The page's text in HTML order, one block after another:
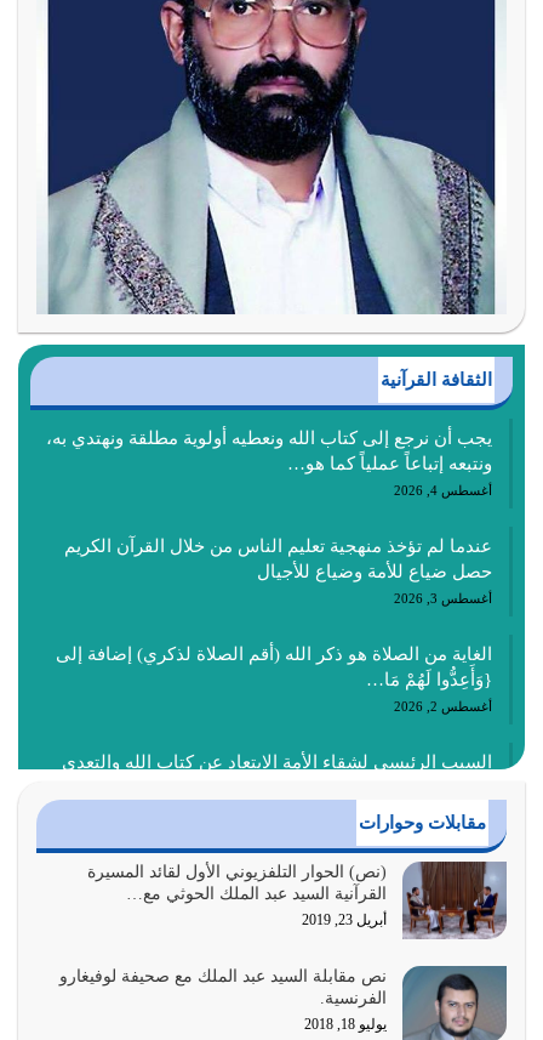
الثقافة القرآنية
يجب أن نرجع إلى كتاب الله ونعطيه أولوية مطلقة ونهتدي به،
ونتبعه إتباعاً عملياً كما هو…
أغسطس 4, 2026
عندما لم تؤخذ منهجية تعليم الناس من خلال القرآن الكريم
حصل ضياع للأمة وضياع للأجيال
أغسطس 3, 2026
الغاية من الصلاة هو ذكر الله (أقم الصلاة لذكري) إضافة إلى
{وَأَعِدُّوا لَهُمْ مَا…
أغسطس 2, 2026
السبب الرئيسي لشقاء الأمة الابتعاد عن كتاب الله والتعدي
أغسطس 1, 2026
أبرز أسباب الشقاء هو الإعراض عن ذكر الله وعن هدى الله
المتمثل في القرآن الكريم
يوليو 31, 2026
أولياء الشيطان كلما كانوا أكثر ولاءً وطاعة للشيطان كلما كانوا
أكثر ضعفاً
يوليو 30, 2026
مقابلات وحوارات
(نص) الحوار التلفزيوني الأول لقائد المسيرة
القرآنية السيد عبد الملك الحوثي مع…
أبريل 23, 2019
نص مقابلة السيد عبد الملك مع صحيفة لوفيغارو
الفرنسية.
يوليو 18, 2018